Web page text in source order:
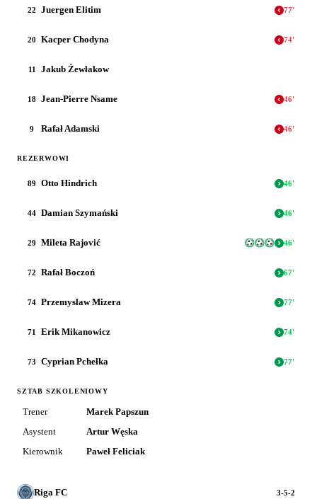
22 Juergen Elitim 77'
20 Kacper Chodyna 74'
11 Jakub Żewłakow
18 Jean-Pierre Nsame 46'
9 Rafał Adamski 46'
REZERWOWI
89 Otto Hindrich 46'
44 Damian Szymański 46'
29 Mileta Rajović 46'
72 Rafał Boczoń 67'
74 Przemysław Mizera 77'
71 Erik Mikanowicz 74'
73 Cyprian Pchełka 77'
SZTAB SZKOLENIOWY
Trener
Marek Papszun
Asystent
Artur Węska
Kierownik
Paweł Feliciak
Riga FC 3-5-2